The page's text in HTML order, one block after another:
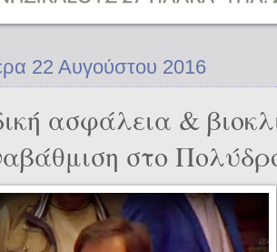
22 Αυγούστου 2016
ασφάλεια &
στο